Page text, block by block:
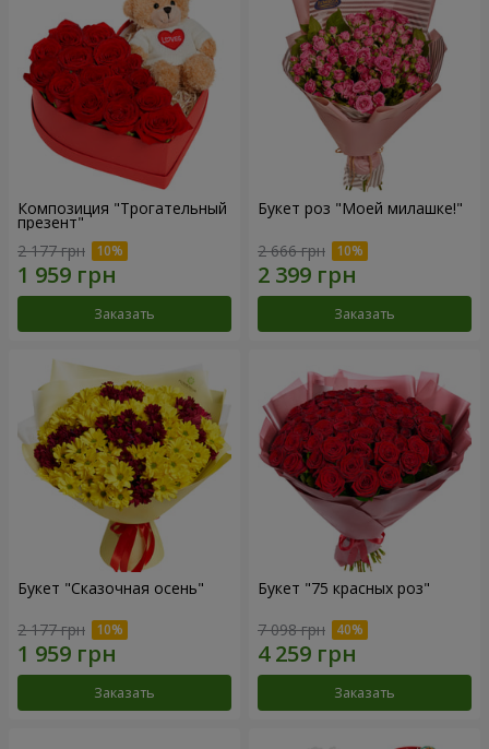
Композиция "Трогательный
презент"
2 177 грн
Заказать
Букет роз "Моей милашке!"
2 666 грн
Заказать
Букет "Сказочная осень"
2 177 грн
Заказать
Букет "75 красных роз"
7 098 грн
Заказать